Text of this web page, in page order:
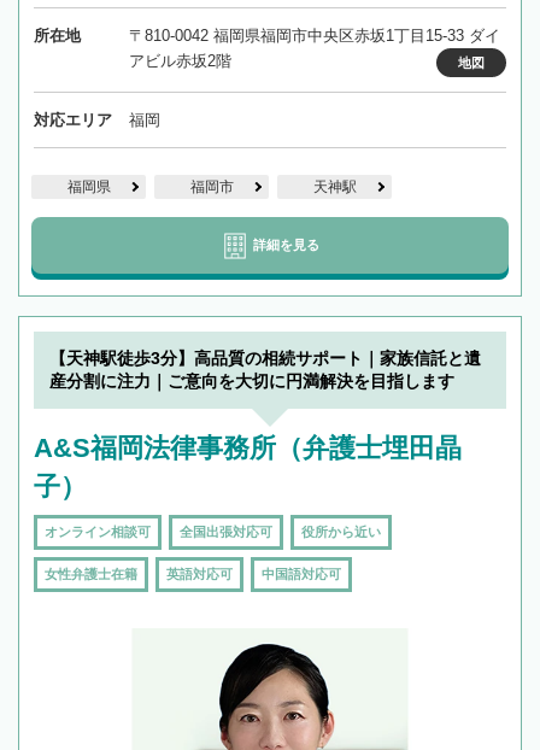
所在地
〒810-0042 福岡県福岡市中央区赤坂1丁目15-33 ダイ
アビル赤坂2階
地図
対応エリア 福岡
福岡県 福岡市 天神駅
詳細を見る
【天神駅徒歩3分】高品質の相続サポート｜家族信託と遺
産分割に注力｜ご意向を大切に円満解決を目指します
A&S福岡法律事務所（弁護士埋田晶
子）
オンライン相談可 全国出張対応可 役所から近い
女性弁護士在籍 英語対応可 中国語対応可